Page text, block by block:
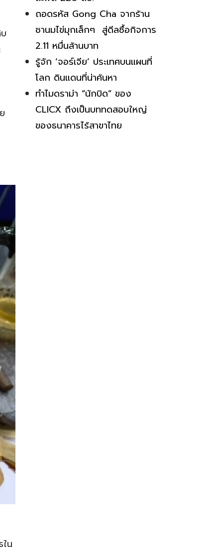
สะพัด 220 ลบ.
ถอดรหัส Gong Cha จากร้าน
ชานมไข่มุกเล็กๆ สู่ดีลซื้อกิจการ
2.11 หมื่นล้านบาท
รู้จัก ‘จอร์เจีย’ ประเทศบนแผนที่
โลก ดินแดนที่น่าค้นหา
ทำไมดราม่า “นักบิด” ของ
CLICX ถึงเป็นบททดสอบใหญ่